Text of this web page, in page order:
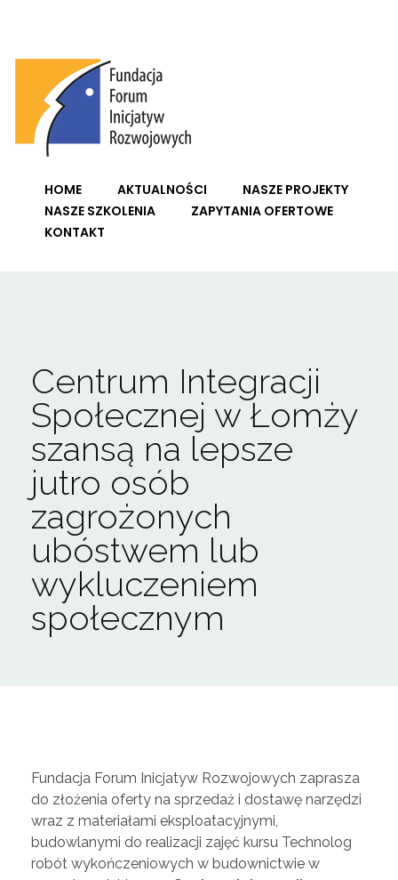
HOME AKTUALNOŚCI
NASZE PROJEKTY
NASZE SZKOLENIA
ZAPYTANIA OFERTOWE
KONTAKT
Centrum Integracji
Społecznej w Łomży
szansą na lepsze
jutro osób
zagrożonych
ubóstwem lub
wykluczeniem
społecznym
C
e
n
Fundacja Forum Inicjatyw Rozwojowych zaprasza
do złożenia oferty na sprzedaż i dostawę narzędzi
wraz z materiałami eksploatacyjnymi,
budowlanymi do realizacji zajęć kursu Technolog
robót wykończeniowych w budownictwie w